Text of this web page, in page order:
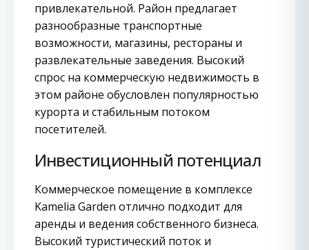
привлекательной. Район предлагает
разнообразные транспортные
возможности, магазины, рестораны и
развлекательные заведения. Высокий
спрос на коммерческую недвижимость в
этом районе обусловлен популярностью
курорта и стабильным потоком
посетителей.
Инвестиционный потенциал
Коммерческое помещение в комплексе
Kamelia Garden отлично подходит для
аренды и ведения собственного бизнеса.
Высокий туристический поток и